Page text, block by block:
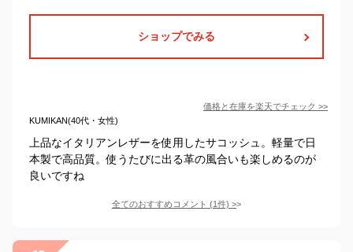
ショップでみる
価格と在庫を楽天でチェック >>
KUMIKAN(40代・女性)
上品なイタリアンレザーを使用したサコッシュ。軽量で日
本製で高品質。使うたびに出る革の風合いも楽しめるのが
良いですね
全てのおすすめコメント (1件) >